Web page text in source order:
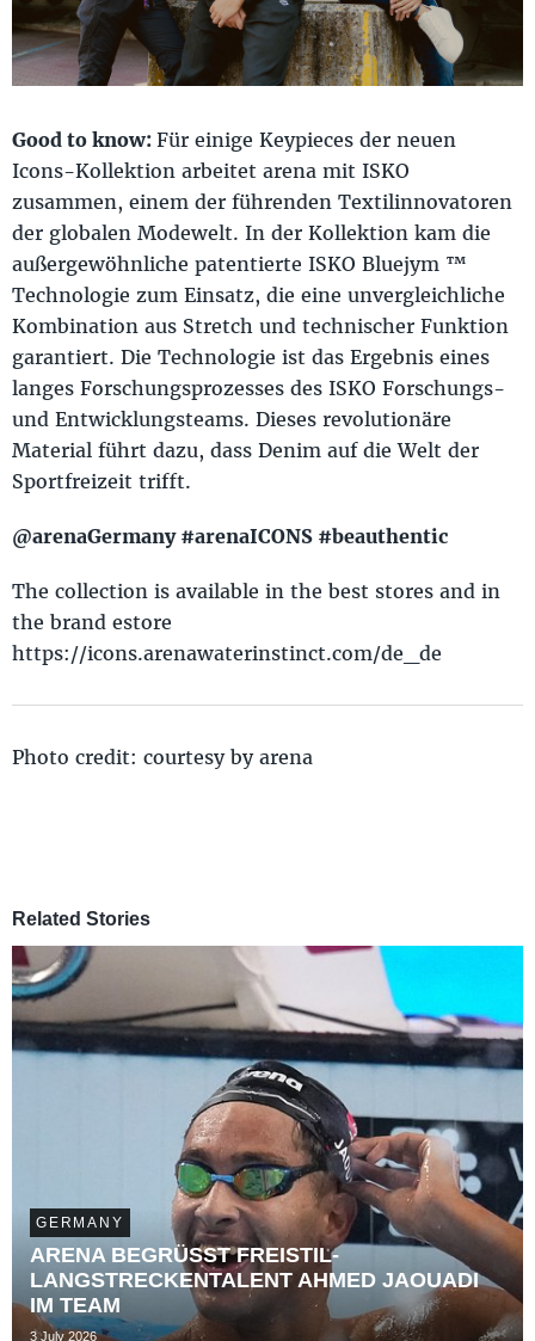
Good to know:Für einige Keypieces der neuen
Icons-Kollektion arbeitet arena mit ISKO
zusammen, einem der führenden Textilinnovatoren
der globalen Modewelt. In der Kollektion kam die
außergewöhnliche patentierte ISKO Bluejym ™
Technologie zum Einsatz, die eine unvergleichliche
Kombination aus Stretch und technischer Funktion
garantiert. Die Technologie ist das Ergebnis eines
langes Forschungsprozesses des ISKO Forschungs-
und Entwicklungsteams. Dieses revolutionäre
Material führt dazu, dass Denim auf die Welt der
Sportfreizeit trifft.
@arenaGermany #arenaICONS #beauthentic
The collection is available in the best stores and in
the brand estore
https://icons.arenawaterinstinct.com/de_de
Photo credit: courtesy by arena
Related Stories
GERMANY
ARENA BEGRÜSST FREISTIL-
LANGSTRECKENTALENT AHMED JAOUADI
IM TEAM
3 July 2026